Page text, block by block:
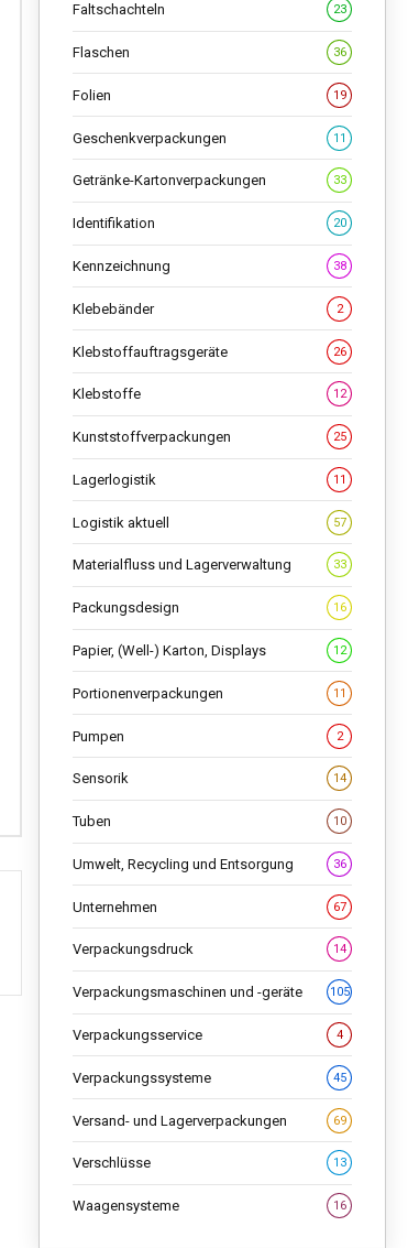
Faltschachteln 23
Flaschen 36
Folien 19
Geschenkverpackungen 11
Getränke-Kartonverpackungen 33
Identifikation 20
Kennzeichnung 38
Klebebänder 2
Klebstoffauftragsgeräte 26
Klebstoffe 12
Kunststoffverpackungen 25
Lagerlogistik 11
Logistik aktuell 57
Materialfluss und Lagerverwaltung 33
Packungsdesign 16
Papier, (Well-) Karton, Displays 12
Portionenverpackungen 11
Pumpen 2
Sensorik 14
Tuben 10
Umwelt, Recycling und Entsorgung 36
Unternehmen 67
Verpackungsdruck 14
Verpackungsmaschinen und -geräte 105
Verpackungsservice 4
Verpackungssysteme 45
Versand- und Lagerverpackungen 69
Verschlüsse 13
Waagensysteme 16